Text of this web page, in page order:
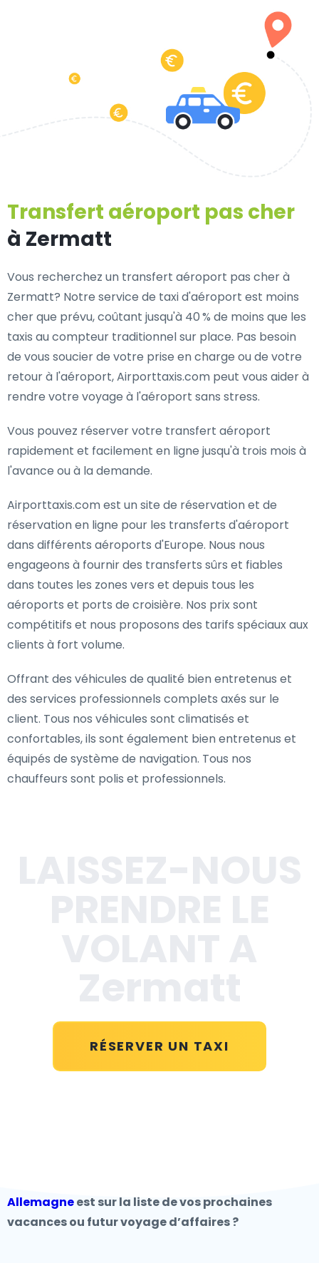
Transfert aéroport pas cher
à Zermatt
Vous recherchez un transfert aéroport pas cher à
Zermatt? Notre service de taxi d'aéroport est moins
cher que prévu, coûtant jusqu'à 40 % de moins que les
taxis au compteur traditionnel sur place. Pas besoin
de vous soucier de votre prise en charge ou de votre
retour à l'aéroport, Airporttaxis.com peut vous aider à
rendre votre voyage à l'aéroport sans stress.
Vous pouvez réserver votre transfert aéroport
rapidement et facilement en ligne jusqu'à trois mois à
l'avance ou à la demande.
Airporttaxis.com est un site de réservation et de
réservation en ligne pour les transferts d'aéroport
dans différents aéroports d'Europe. Nous nous
engageons à fournir des transferts sûrs et fiables
dans toutes les zones vers et depuis tous les
aéroports et ports de croisière. Nos prix sont
compétitifs et nous proposons des tarifs spéciaux aux
clients à fort volume.
Offrant des véhicules de qualité bien entretenus et
des services professionnels complets axés sur le
client. Tous nos véhicules sont climatisés et
confortables, ils sont également bien entretenus et
équipés de système de navigation. Tous nos
chauffeurs sont polis et professionnels.
RÉSERVER UN TAXI
Allemagneest sur la liste de vos prochaines
vacances ou futur voyage d’affaires ?